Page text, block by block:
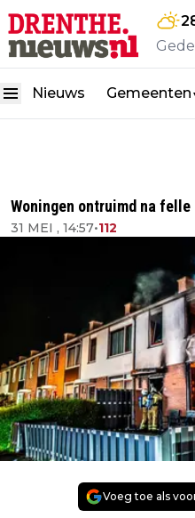
Nieuws Gemeenten
Woningen ontruimd na felle
31 MEI , 14:57•112
Voeg toe als